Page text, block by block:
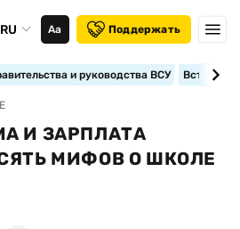
RU Аа Поддержать
и руководства ВСУ
И ЗАРПЛАТА
МИФОВ О ШКОЛЕ